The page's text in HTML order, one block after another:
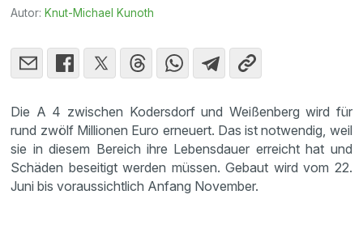
Autor: Knut-Michael Kunoth
Die A 4 zwischen Kodersdorf und Weißenberg wird für
rund zwölf Millionen Euro erneuert. Das ist notwendig, weil
sie in diesem Bereich ihre Lebensdauer erreicht hat und
Schäden beseitigt werden müssen. Gebaut wird vom 22.
Juni bis voraussichtlich Anfang November.